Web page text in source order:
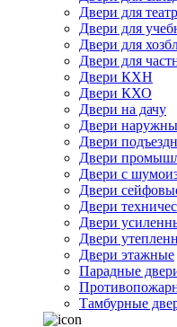
Двери для
Двери для
Двери для
Двери для
Двери КХН
Двери КХО
Двери на дачу
Двери
Двери
Двери
Двери с
Двери
Двери
Двери
Двери
Двери этажные
Парадные
Тамбурные